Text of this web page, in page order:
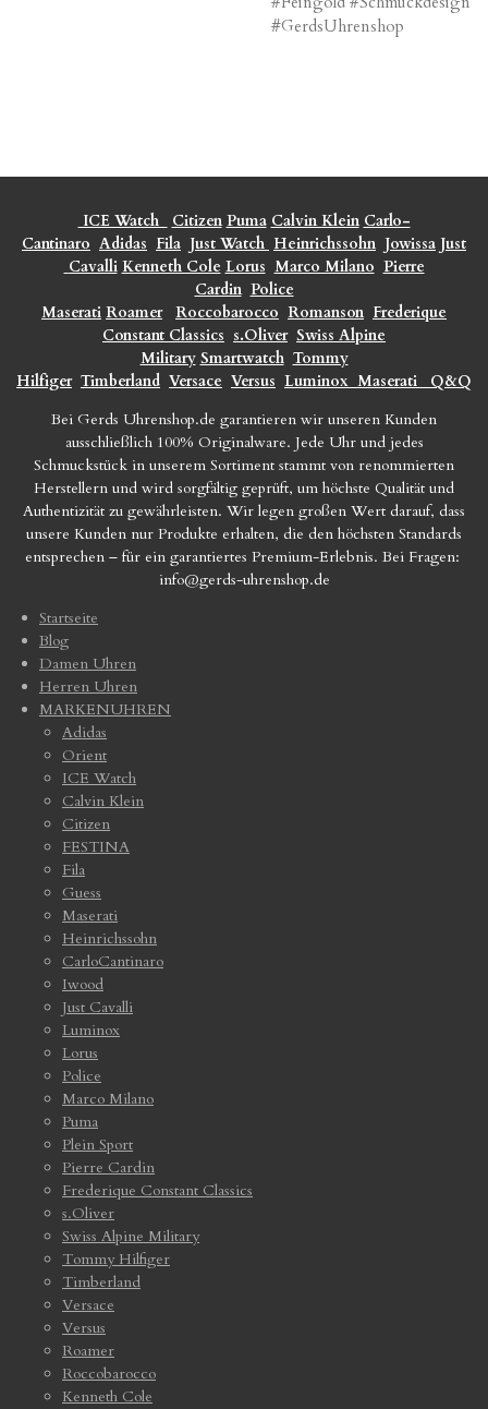
#GerdsUhrenshop
ICE Watch Citizen Puma Calvin Klein Carlo-
Cantinaro Adidas Fila Just Watch Heinrichssohn Jowissa Just
Cavalli Kenneth Cole Lorus Marco Milano Pierre
Cardin Police
Maserati Roamer Roccobarocco Romanson Frederique
Constant Classics s.Oliver Swiss Alpine
Military Smartwatch Tommy
Hilfiger Timberland Versace Versus Luminox Maserati
Q&Q
Bei Gerds Uhrenshop.de garantieren wir unseren Kunden
ausschließlich 100% Originalware. Jede Uhr und jedes
Schmuckstück in unserem Sortiment stammt von renommierten
Herstellern und wird sorgfältig geprüft, um höchste Qualität und
Authentizität zu gewährleisten. Wir legen großen Wert darauf, dass
unsere Kunden nur Produkte erhalten, die den höchsten Standards
entsprechen – für ein garantiertes Premium-Erlebnis. Bei Fragen:
info@gerds-uhrenshop.de
Startseite
Blog
Damen Uhren
Herren Uhren
MARKENUHREN
Adidas
Orient
ICE Watch
Calvin Klein
Citizen
FESTINA
Fila
Guess
Maserati
Heinrichssohn
CarloCantinaro
Iwood
Just Cavalli
Luminox
Lorus
Police
Marco Milano
Puma
Plein Sport
Pierre Cardin
Frederique Constant Classics
s.Oliver
Swiss Alpine Military
Tommy Hilfiger
Timberland
Versace
Versus
Roamer
Roccobarocco
Kenneth Cole